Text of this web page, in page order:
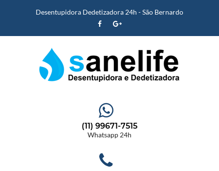
Desentupidora Dedetizadora 24h - São Bernardo
(11) 99671-7515
Whatsapp 24h